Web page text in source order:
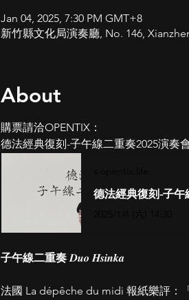
Jan 04, 2025, 7:30 PM GMT+8
新竹縣文化局演奏廳, No. 146,
About
購票請洽OPENTIX：
德法經典復刻-子午線二重奏2025演奏
德法經典復刻-子午
⼦午線⼆重奏 𝑫𝒖𝒐 𝑯𝒔𝒊𝒏𝒌𝒂
法國 La dépêche du midi 報紙樂評：